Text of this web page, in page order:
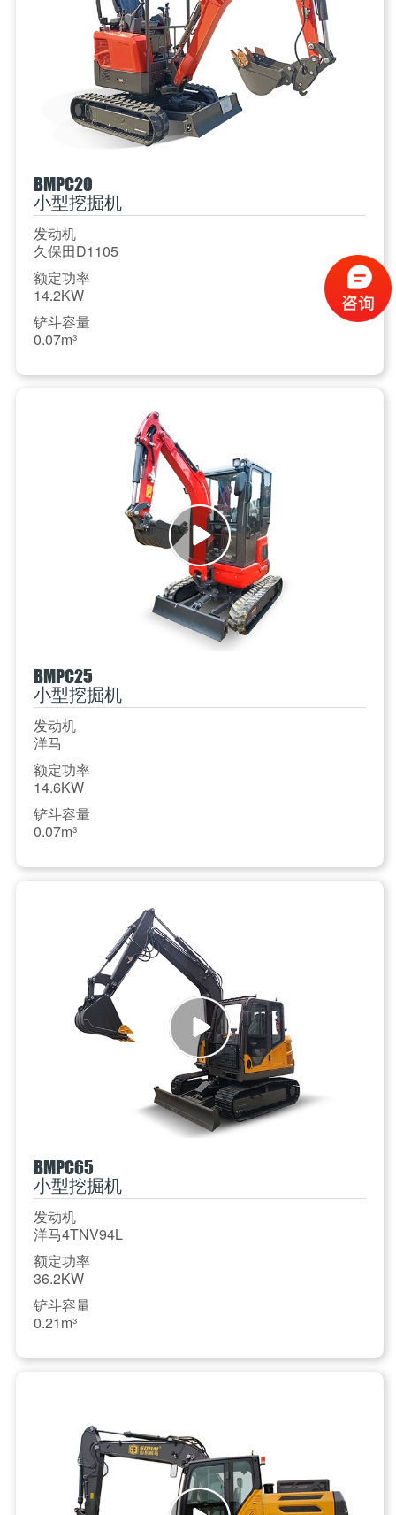
BMPC20
小型挖掘机
发动机
久保田D1105
额定功率
14.2KW
铲斗容量
0.07m³
BMPC25
小型挖掘机
发动机
洋马
额定功率
14.6KW
铲斗容量
0.07m³
BMPC65
小型挖掘机
发动机
洋马4TNV94L
额定功率
36.2KW
铲斗容量
0.21m³